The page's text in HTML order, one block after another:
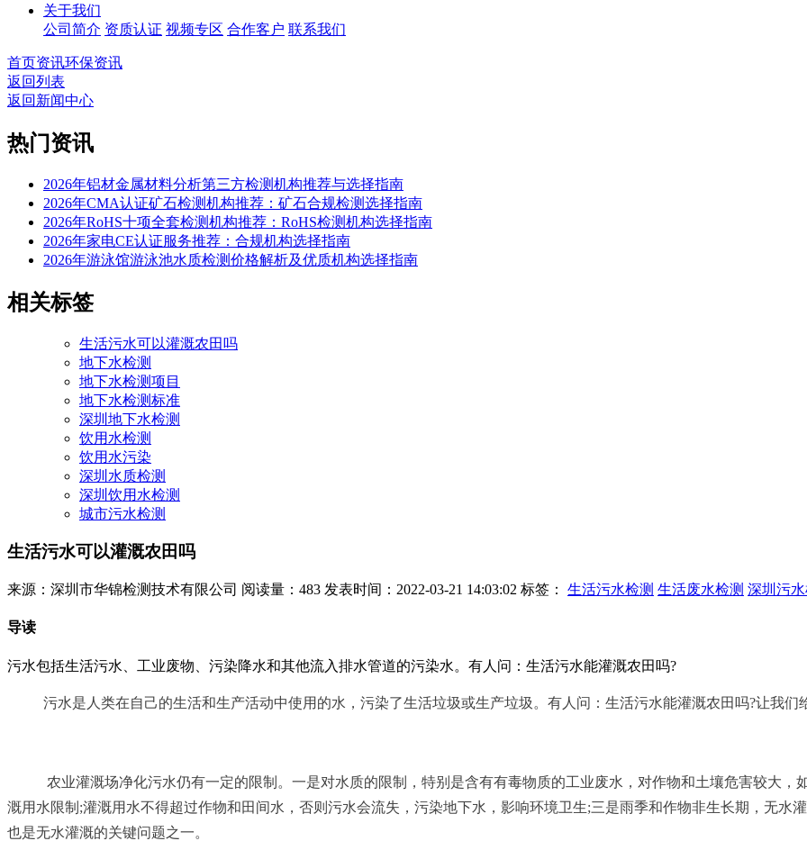
关于我们
公司简介 资质认证 视频专区 合作客户 联系我们
首页资讯环保资讯
返回列表
返回新闻中心
热门资讯
2026年铝材金属材料分析第三方检测机构推荐与选择指南
2026年CMA认证矿石检测机构推荐：矿石合规检测选择指南
2026年RoHS十项全套检测机构推荐：RoHS检测机构选择指南
2026年家电CE认证服务推荐：合规机构选择指南
2026年游泳馆游泳池水质检测价格解析及优质机构选择指南
相关标签
生活污水可以灌溉农田吗
地下水检测
地下水检测项目
地下水检测标准
深圳地下水检测
饮用水检测
饮用水污染
深圳水质检测
深圳饮用水检测
城市污水检测
生活污水可以灌溉农田吗
来源：深圳市华锦检测技术有限公司 阅读量：483 发表时间：2022-03-21 14:03:02 标签： 生活污水检测 生活废水检测 深圳污
导读
污水包括生活污水、工业废物、污染降水和其他流入排水管道的污染水。有人问：生活污水能灌溉农田吗?
污水是人类在自己的生活和生产活动中使用的水，污染了生活垃圾或生产垃圾。有人问：生活污水能灌溉农田吗?让我们
农业灌溉场净化污水仍有一定的限制。一是对水质的限制，特别是含有有毒物质的工业废水，对作物和土壤危害较大，
溉用水限制;灌溉用水不得超过作物和田间水，否则污水会流失，污染地下水，影响环境卫生;三是雨季和作物非生长期，无水
也是无水灌溉的关键问题之一。